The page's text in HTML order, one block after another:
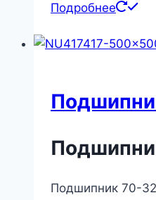
Подробнее
Подшипник 70-